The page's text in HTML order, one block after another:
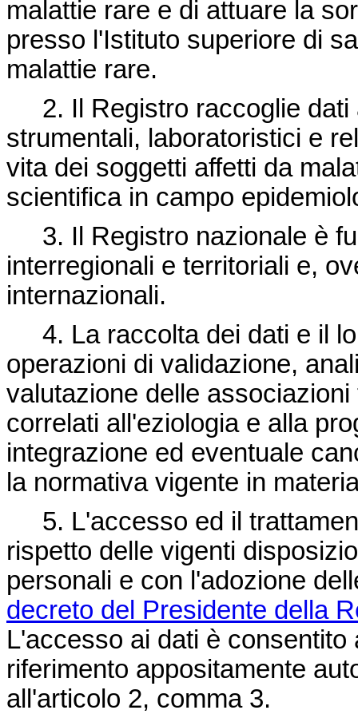
malattie rare e di attuare la
presso l'Istituto superiore di
malattie rare.
2. Il Registro raccoglie dati
strumentali, laboratoristici e
vita dei soggetti affetti da
scientifica in campo
3. Il Registro nazionale è
interregionali e territoriali e,
internazionali.
4. La raccolta dei dati e il
operazioni di validazione,
valutazione delle
correlati all'eziologia e alla
integrazione ed eventuale
la normativa vigente in
5. L'accesso ed il
rispetto delle vigenti
personali e con l'adozione
decreto del Presidente della
L'accesso ai dati è
riferimento appositamente
all'articolo 2, comma 3.